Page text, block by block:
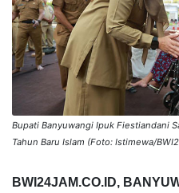
Bupati Banyuwangi Ipuk Fiestiandani
Tahun Baru Islam (Foto: Istimewa/
BWI24JAM.CO.ID,